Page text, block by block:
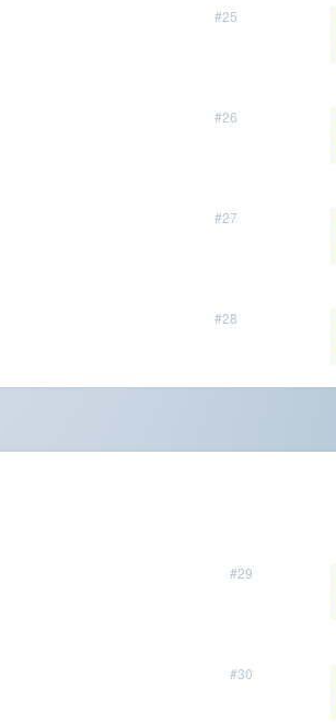
#25
#26
#27
#28
#29
#30